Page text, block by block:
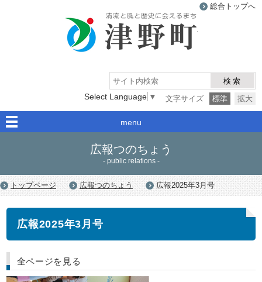
総合トップへ
検索
文字サイズ
標準 拡大
Select Language ▼
menu
広報つのちょう
- public relations -
トップページ 広報つのちょう 広報2025年3月号
広報2025年3月号
全ページを見る